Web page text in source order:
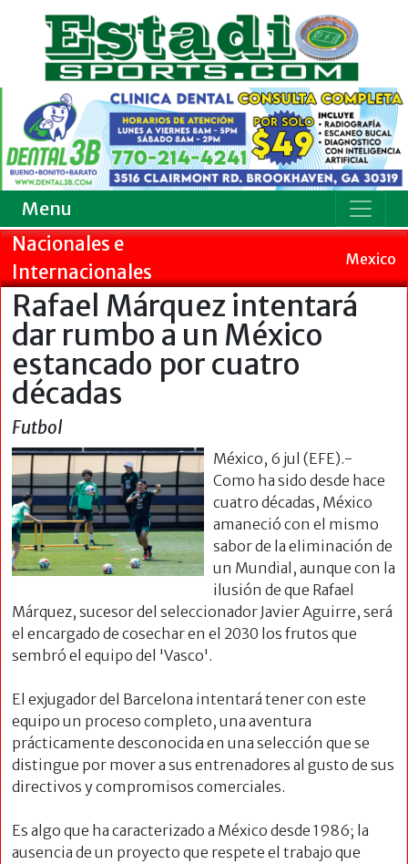
Menu
Nacionales e
Internacionales
Mexico
Rafael Márquez intentará
dar rumbo a un México
estancado por cuatro
décadas
Futbol
México, 6 jul (EFE).-
Como ha sido desde hace
cuatro décadas, México
amaneció con el mismo
sabor de la eliminación de
un Mundial, aunque con la
ilusión de que Rafael
Márquez, sucesor del seleccionador Javier Aguirre, será
el encargado de cosechar en el 2030 los frutos que
sembró el equipo del 'Vasco'.
El exjugador del Barcelona intentará tener con este
equipo un proceso completo, una aventura
prácticamente desconocida en una selección que se
distingue por mover a sus entrenadores al gusto de sus
directivos y compromisos comerciales.
Es algo que ha caracterizado a México desde 1986; la
ausencia de un proyecto que respete el trabajo que